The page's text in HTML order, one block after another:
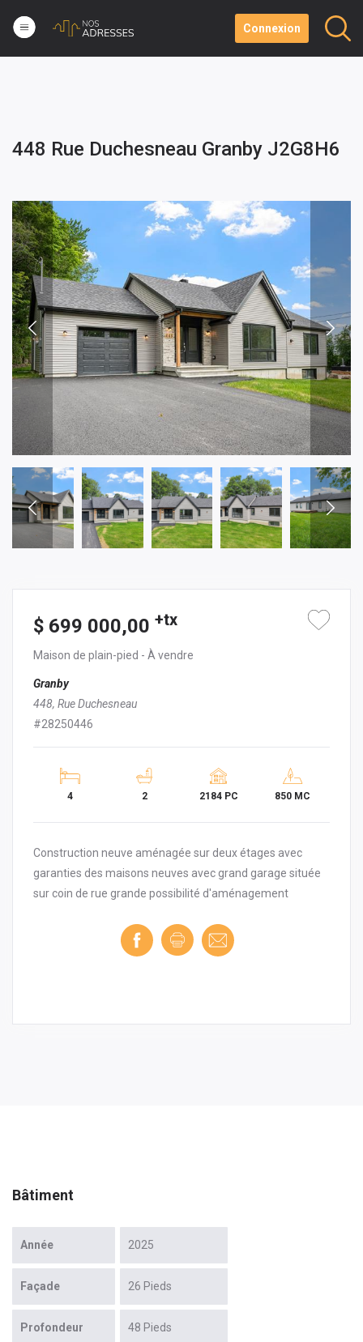
Connexion
448 Rue Duchesneau Granby J2G8H6
$ 699 000,00 +tx
Maison de plain-pied - À vendre
Granby
448, Rue Duchesneau
#28250446
4 2 2184 PC 850 MC
Construction neuve aménagée sur deux étages avec
garanties des maisons neuves avec grand garage située
sur coin de rue grande possibilité d'aménagement
Bâtiment
Année 2025
Façade 26 Pieds
Profondeur 48 Pieds